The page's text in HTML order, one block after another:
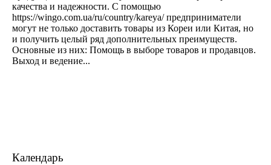
качества и надежности. С помощью
https://wingo.com.ua/ru/country/kareya/ предприниматели
могут не только доставить товары из Кореи или Китая, но
и получить целый ряд дополнительных преимуществ.
Основные из них: Помощь в выборе товаров и продавцов.
Выход и ведение...
Календарь